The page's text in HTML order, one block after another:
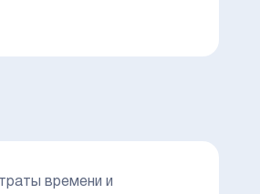
времени и